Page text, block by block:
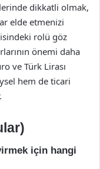
dikkatli olmak,
elde etmenizi
rolü göz
önemi daha
ve Türk Lirası
hem de ticari
için hangi